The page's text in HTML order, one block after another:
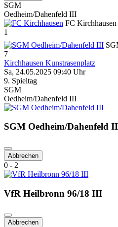
SGM
Oedheim/Dahenfeld III
FC Kirchhausen
1
7
Kirchhausen Kunstrasenplatz
Sa, 24.05.2025 09:40 Uhr
9. Spieltag
SGM
Oedheim/Dahenfeld III
SGM Oedheim/Dahenfeld
Abbrechen
0 - 2
VfR Heilbronn 96/18 III
Abbrechen